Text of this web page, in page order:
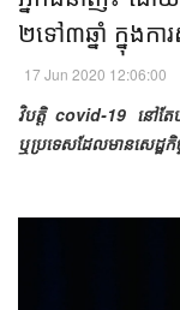
២ទៅ៣ឆ្នាំ ក្នុងកា
17 Jun 2020 12:06:00
វិបត្តិ covid-19 នៅតែ
ឬ​ប្រទេស​ដែល​មាន​សេដ្ឋកិ